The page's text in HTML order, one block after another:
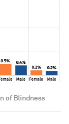
of Blindness